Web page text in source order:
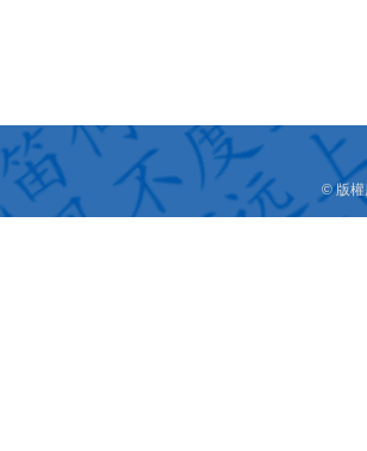
© 版權